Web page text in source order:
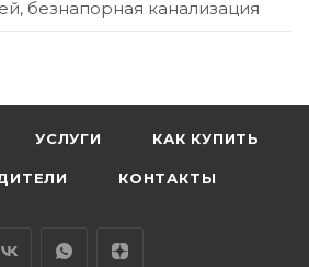
безнапорная канализация
УСЛУГИ КАК КУПИТЬ
КОНТАКТЫ